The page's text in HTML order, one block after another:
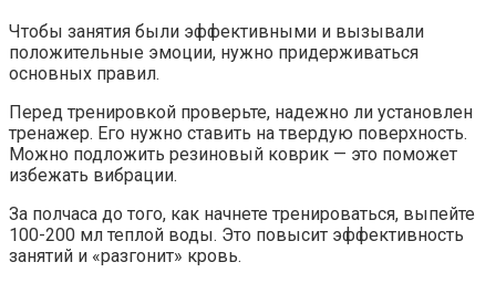
Чтобы занятия были эффективными и вызывали
положительные эмоции, нужно придерживаться
основных правил.
Перед тренировкой проверьте, надежно ли установлен
тренажер. Его нужно ставить на твердую поверхность.
Можно подложить резиновый коврик — это поможет
избежать вибрации.
За полчаса до того, как начнете тренироваться, выпейте
100-200 мл теплой воды. Это повысит эффективность
занятий и «разгонит» кровь.